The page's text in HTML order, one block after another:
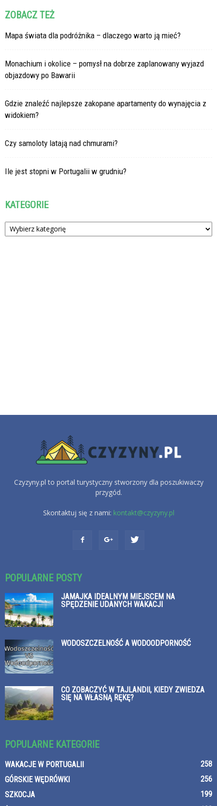
ZOBACZ TEŻ
Mapa świata dla podróżnika – dlaczego warto ją mieć?
Monachium i okolice – pomysł na dobrze zaplanowany wyjazd
objazdowy po Bawarii
Gdzie znaleźć najlepsze zakopane apartamenty do wynajęcia z
widokiem?
Czy samoloty latają nad chmurami?
Ile jest stopni w Portugalii w grudniu?
KATEGORIE
Kategorie
Czyzyny.pl to portal turystyczny stworzony dla poszukiwaczy
przygód.
Skontaktuj się z nami: kontakt@czyzyny.pl
POPULARNE POSTY
JAMAJKA IDEALNYM MIEJSCEM NA
SPĘDZENIE UDANYCH WAKACJI
WODOSZCZELNOŚĆ A WODOODPORNOŚĆ
CO ZOBACZYĆ W TAJLANDII, KIEDY ZWIEDZA
SIĘ NA WŁASNĄ RĘKĘ?
POPULARNE KATEGORIE
WAKACJE W PORTUGALII
258
GÓRSKIE WĘDRÓWKI
256
SZKOCJA
199